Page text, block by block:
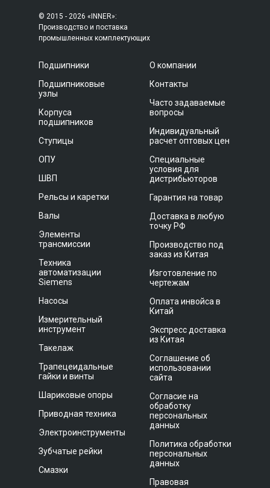
© 2015 - 2026 «INNER»:
Производство и поставка
промышленных комплектующих
Подшипники
Подшипниковые
узлы
Корпуса
подшипников
Ступицы
ОПУ
ШВП
Рельсы и каретки
Валы
Элементы
трансмиссии
Техника
автоматизации
Siemens
Насосы
Измерительный
инструмент
Такелаж
Трапецеидальные
гайки и винты
Шариковые опоры
Приводная техника
Электроинструменты
Зубчатые рейки
Смазки
О компании
Контакты
Часто задаваемые
вопросы
Индивидуальный
расчет оптовых цен
Специальные
условия для
дистрибьюторов
Гарантия на товар
Доставка в любую
точку РФ
Производство под
заказ из Китая
Изготовление по
чертежам
Оплата инвойса в
Китай
Экспресс доставка
из Китая
Соглашение об
использовании
сайта
Согласие на
обработку
персональных
данных
Политика обработки
персональных
данных
Правовая